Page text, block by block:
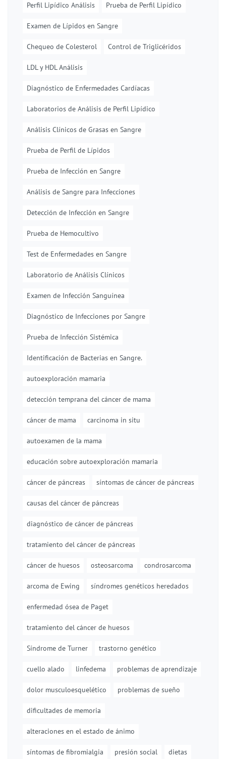
Perfil Lipídico Análisis Prueba de Perfil Lipídico
Examen de Lípidos en Sangre
Chequeo de Colesterol Control de Triglicéridos
LDL y HDL Análisis
Diagnóstico de Enfermedades Cardíacas
Laboratorios de Análisis de Perfil Lipídico
Análisis Clínicos de Grasas en Sangre
Prueba de Perfil de Lípidos
Prueba de Infección en Sangre
Análisis de Sangre para Infecciones
Detección de Infección en Sangre
Prueba de Hemocultivo
Test de Enfermedades en Sangre
Laboratorio de Análisis Clínicos
Examen de Infección Sanguínea
Diagnóstico de Infecciones por Sangre
Prueba de Infección Sistémica
Identificación de Bacterias en Sangre.
autoexploración mamaria
detección temprana del cáncer de mama
cáncer de mama carcinoma in situ
autoexamen de la mama
educación sobre autoexploración mamaria
cáncer de páncreas síntomas de cáncer de páncreas
causas del cáncer de páncreas
diagnóstico de cáncer de páncreas
tratamiento del cáncer de páncreas
cáncer de huesos osteosarcoma condrosarcoma
arcoma de Ewing síndromes genéticos heredados
enfermedad ósea de Paget
tratamiento del cáncer de huesos
Síndrome de Turner trastorno genético
cuello alado linfedema problemas de aprendizaje
dolor musculoesquelético problemas de sueño
dificultades de memoria
alteraciones en el estado de ánimo
síntomas de fibromialgia presión social dietas